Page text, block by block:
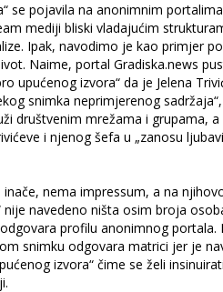
se pojavila na anonimnim
mediji bliski vladajućim
Ipak, navodimo je kao primjer
Naime, portal Gradiska.news
upućenog izvora“ da je Jelena
snimka neprimjerenog
društvenim mrežama i grupama,
i njenog šefa u „zanosu
inače, nema impressum, a na
nije navedeno ništa osim broja
profilu anonimnog portala.
snimku odgovara matrici jer je
izvora“ čime se želi